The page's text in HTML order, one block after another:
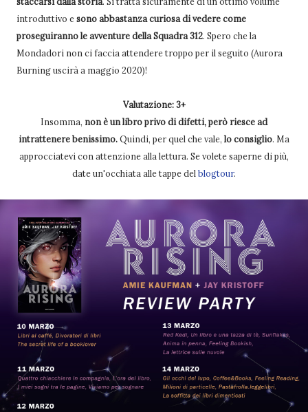
introduttivo esono abbastanza curiosa di vedere come
proseguiranno le avventure della Squadra 312. Spero che la
Mondadori non ci faccia attendere troppo per il seguito (Aurora
Burning uscirà a maggio 2020)!
Valutazione: 3+
Insomma, non è un libro privo di difetti, però riesce ad
intrattenere benissimo.Quindi, per quel che vale, lo consiglio. Ma
approcciatevi con attenzione alla lettura. Se volete saperne di più,
date un'occhiata alle tappe del blogtour.